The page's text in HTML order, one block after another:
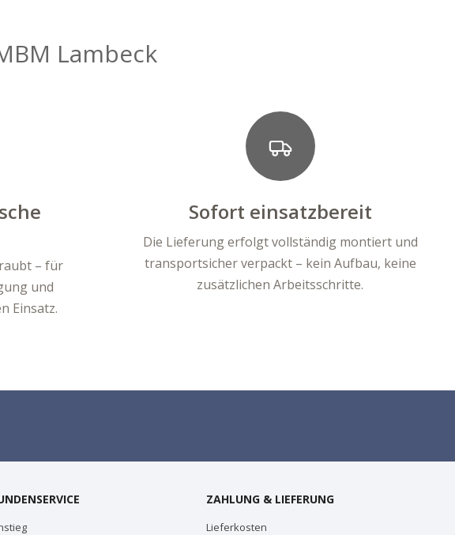
Lambeck
– für
und
Einsatz.
Sofort einsatzbereit
Die Lieferung erfolgt vollständig montiert und
transportsicher verpackt – kein Aufbau, keine
zusätzlichen Arbeitsschritte.
ZAHLUNG & LIEFERUNG
Lieferkosten